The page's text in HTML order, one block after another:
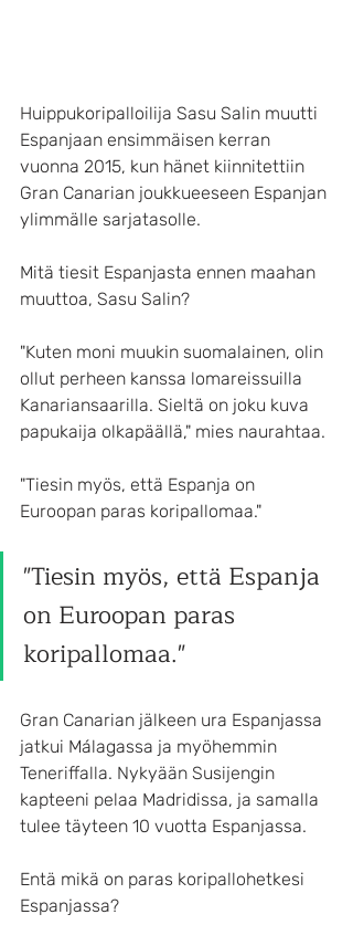
Huippukoripalloilija Sasu Salin muutti
Espanjaan ensimmäisen kerran
vuonna 2015, kun hänet kiinnitettiin
Gran Canarian joukkueeseen Espanjan
ylimmälle sarjatasolle.
Mitä tiesit Espanjasta ennen maahan
muuttoa, Sasu Salin?
"Kuten moni muukin suomalainen, olin
ollut perheen kanssa lomareissuilla
Kanariansaarilla. Sieltä on joku kuva
papukaija olkapäällä," mies naurahtaa.
"Tiesin myös, että Espanja on
Euroopan paras koripallomaa."
"Tiesin myös, että Espanja
on Euroopan paras
koripallomaa."
Gran Canarian jälkeen ura Espanjassa
jatkui Málagassa ja myöhemmin
Teneriffalla. Nykyään Susijengin
kapteeni pelaa Madridissa, ja samalla
tulee täyteen 10 vuotta Espanjassa.
Entä mikä on paras koripallohetkesi
Espanjassa?